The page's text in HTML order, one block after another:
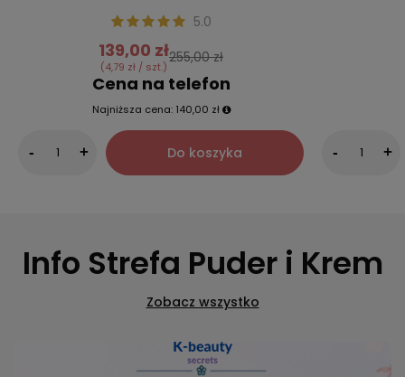
5.0
139,00 zł
(4,79 zł / szt.)
255,00 zł
Cena na telefon
Najniższa cena: 140,00 zł
- + Do koszyka - +
Info Strefa Puder i Krem
Zobacz wszystko